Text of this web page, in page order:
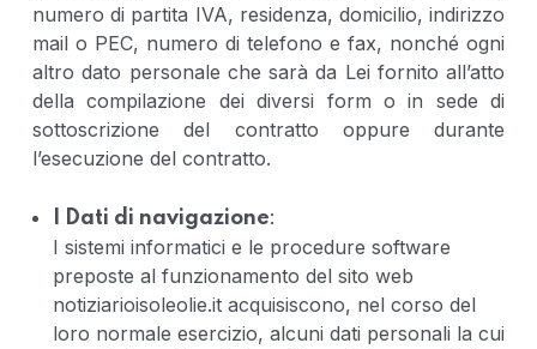
numero di partita IVA, residenza, domicilio, indirizzo
mail o PEC, numero di telefono e fax, nonché ogni
altro dato personale che sarà da Lei fornito all’atto
della compilazione dei diversi form o in sede di
sottoscrizione del contratto oppure durante
l’esecuzione del contratto.
I Dati di navigazione:
I sistemi informatici e le procedure software
preposte al funzionamento del sito web
notiziarioisoleolie.it acquisiscono, nel corso del
loro normale esercizio, alcuni dati personali la cui